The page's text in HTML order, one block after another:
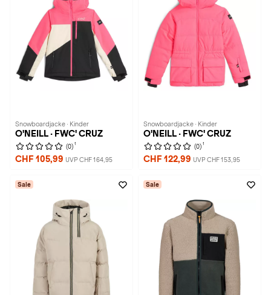
Snowboardjacke · Kinder
O'NEILL · FWC' CRUZ
(0) 1
CHF 105,99 UVP CHF 164,95
Snowboardjacke · Kinder
O'NEILL · FWC' CRUZ
(0) 1
CHF 122,99 UVP CHF 153,95
Sale Sale